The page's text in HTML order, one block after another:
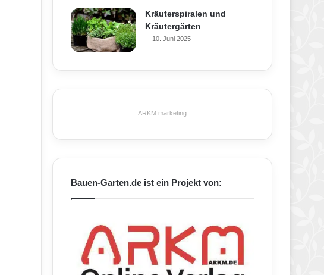
Kräuterspiralen und
Kräutergärten
10. Juni 2025
ARKM.marketing
Bauen-Garten.de ist ein Projekt von: